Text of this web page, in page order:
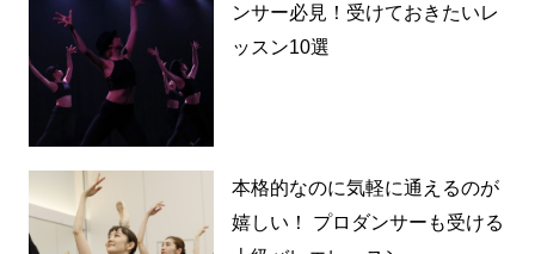
ンサー必見！受けておきたいレ
ッスン10選
本格的なのに気軽に通えるのが
嬉しい！ プロダンサーも受ける